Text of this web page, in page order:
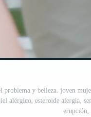
problema y belleza. joven
alérgico, esteroide alergia,
erupción,